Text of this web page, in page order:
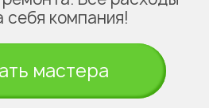
себя компания!
мастера